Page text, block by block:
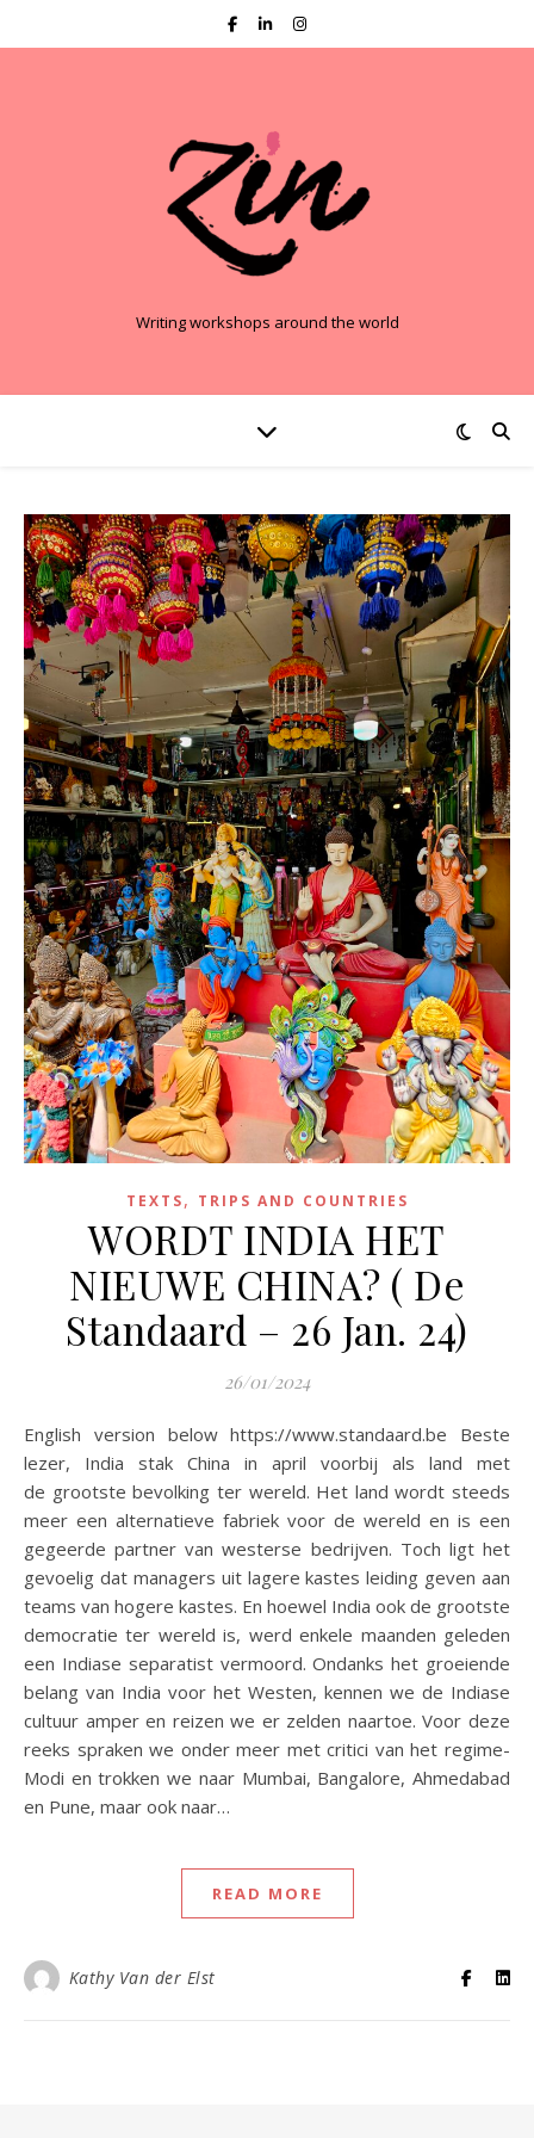
Writing workshops around the world
TEXTS, TRIPS AND COUNTRIES
WORDT INDIA HET
NIEUWE CHINA? ( De
Standaard – 26 Jan. 24)
26/01/2024
English version below https://www.standaard.be Beste
lezer, India stak China in april voorbij als land met
de grootste bevolking ter wereld. Het land wordt steeds
meer een alternatieve fabriek voor de wereld en is een
gegeerde partner van westerse bedrijven. Toch ligt het
gevoelig dat managers uit lagere kastes leiding geven aan
teams van hogere kastes. En hoewel India ook de grootste
democratie ter wereld is, werd enkele maanden geleden
een Indiase separatist vermoord. Ondanks het groeiende
belang van India voor het Westen, kennen we de Indiase
cultuur amper en reizen we er zelden naartoe. Voor deze
reeks spraken we onder meer met critici van het regime-
Modi en trokken we naar Mumbai, Bangalore, Ahmedabad
en Pune, maar ook naar…
READ MORE
Kathy Van der Elst